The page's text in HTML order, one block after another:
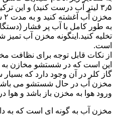
۳٫۵ لیتر آب درست کنید) و این
به طور کامل با آب پر فشار
تخلیه کنید.اینگونه مخزن آب
است.
از نکات قابل توجه برای نظافت
این است که در شستشو مخازن به
گاز کلر در آن وجود دارد که
مخزن آب در حال شستشو می باشد
ورود هوا به مخزن باز باشد و هوا
مخزن آب به گونه ای است که به